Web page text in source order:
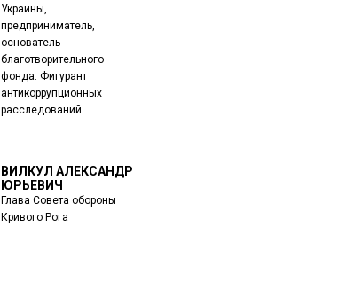
Украины,
предприниматель,
основатель
благотворительного
фонда. Фигурант
антикоррупционных
расследований.
ВИЛКУЛ АЛЕКСАНДР
ЮРЬЕВИЧ
Глава Совета обороны
Кривого Рога